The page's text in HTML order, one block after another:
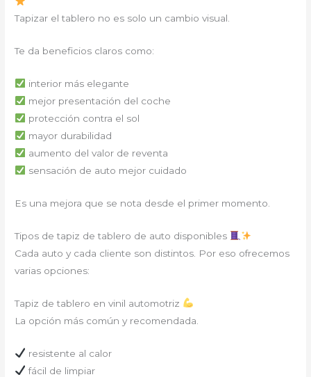
Tapizar el tablero no es solo un cambio visual.
Te da beneficios claros como:
interior más elegante
mejor presentación del coche
protección contra el sol
mayor durabilidad
aumento del valor de reventa
sensación de auto mejor cuidado
Es una mejora que se nota desde el primer momento.
Tipos de tapiz de tablero de auto disponibles
Cada auto y cada cliente son distintos. Por eso ofrecemos
varias opciones:
Tapiz de tablero en vinil automotriz
La opción más común y recomendada.
resistente al calor
fácil de limpiar